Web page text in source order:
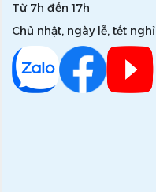
Từ 7h đến 17h
Chủ nhật, ngày lễ, tết nghỉ